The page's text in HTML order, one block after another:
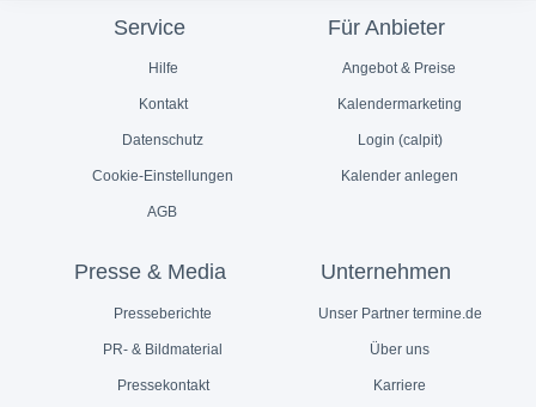
Service
Hilfe
Kontakt
Datenschutz
Cookie-Einstellungen
AGB
Für Anbieter
Angebot & Preise
Kalendermarketing
Login (calpit)
Kalender anlegen
Presse & Media
Presseberichte
PR- & Bildmaterial
Pressekontakt
Unternehmen
Unser Partner termine.de
Über uns
Karriere